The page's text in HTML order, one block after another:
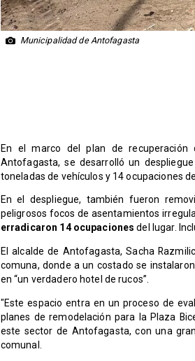
Municipalidad de Antofagasta
En el marco del plan de recuperación
Antofagasta, se desarrolló un
toneladas de vehículos y 14 ocupaciones
En el despliegue, también fueron
peligrosos focos de asentamientos
erradicaron 14 ocupaciones del lugar.
​El alcalde de Antofagasta, Sacha
comuna, donde a un costado se
en “un verdadero hotel de rucos”.
"Este espacio entra en un proceso de
planes de remodelación para la Plaza
este sector de Antofagasta, con una
comunal.